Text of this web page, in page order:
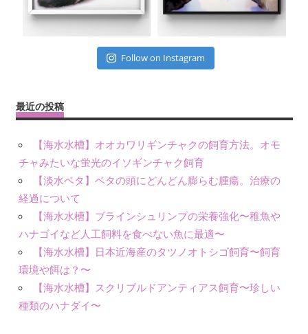
Follow on Instagram
最近の投稿
【海水水槽】オオカワリギンチャクの飼育方法。オモ
チャみたいな蛍光のイソギンチャク飼育
【淡水ベタ】ベタの頭にどんどん膨らむ腫瘍。治療の
経過について
【海水水槽】ブラインシュリンプの栄養強化〜稚魚や
ハナゴイなど人工飼料を食べない魚に最適〜
【海水水槽】日本近海産のタツノオトシゴ飼育〜飼育
環境や餌は？〜
【海水水槽】スクリブルドアンティアス飼育〜珍しい
種類のハナダイ〜